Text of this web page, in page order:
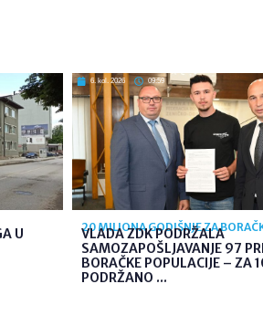
U
6. kol. 2026 09:59
20 MILIONA GODIŠNJE ZA
VLADA ZDK PODRŽALA
SAMOZAPOŠLJAVANJE 97
BORAČKE POPULACIJE – ZA
PODRŽANO ...